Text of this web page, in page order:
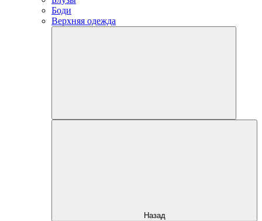
Боди
Верхняя одежда
Назад